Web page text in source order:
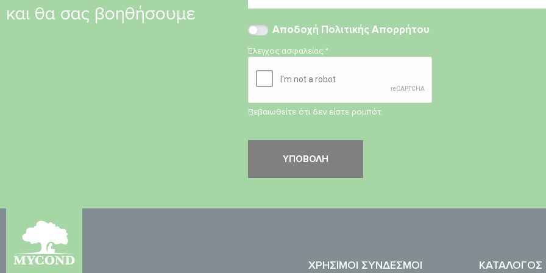
και θα σας βοηθήσουμε
Αποδοχή Πολιτικής Απορρήτου
Έλεγχος ασφαλείας*
Βεβαιωθείτε ότι δεν είστε ρομπότ.
ΧΡΉΣΙΜΟΙ ΣΎΝΔΕΣΜΟΙ ΚΑΤΆΛΟΓΟΣ